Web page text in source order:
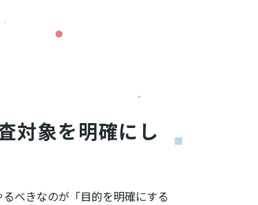
対象を明確にし
べきなのが「目的を明確にする